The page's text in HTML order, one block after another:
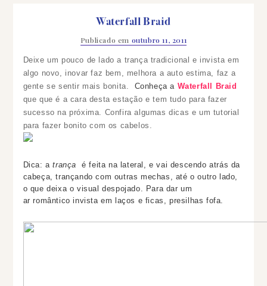
Waterfall Braid
Publicado em outubro 11, 2011
Deixe um pouco de lado a trança tradicional e invista em
algo novo, inovar faz bem, melhora a auto estima, faz a
gente se sentir mais bonita.
Conheça a Waterfall Braid
que que é a cara desta estação e tem tudo para fazer
sucesso na próxima. Confira algumas dicas e um tutorial
para fazer bonito com os cabelos.
Dica: atrança
é feita na lateral, e vai descendo atrás da
cabeça, trançando com outras mechas, até o outro lado,
o que deixa o visual despojado. Para dar um
ar romântico invista em laços e ficas, presilhas fofa.